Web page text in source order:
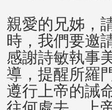
親愛的兄姊，
時，我們要邀
感謝詩敏執事
導，提醒所羅
遵行上帝的誡